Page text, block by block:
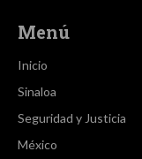
Menú
Inicio
Sinaloa
Seguridad y Justicia
México